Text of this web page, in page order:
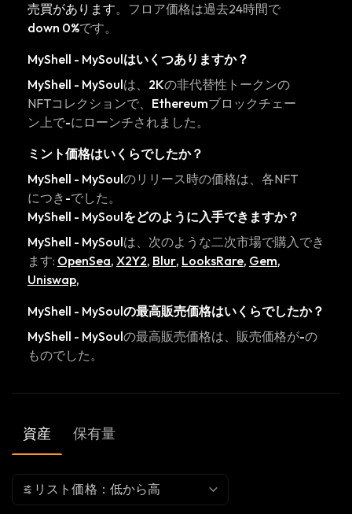
売買があります。フロア価格は過去24時間で
down 0%です。
MyShell - MySoulはいくつありますか？
MyShell - MySoulは、 2Kの非代替性トークンの
NFTコレクションで、 Ethereumブロックチェー
ン上で-にローンチされました。
ミント価格はいくらでしたか？
MyShell - MySoulのリリース時の価格は、各NFT
につき -でした。
MyShell - MySoulをどのように入手できますか？
MyShell - MySoulは、次のような二次市場で購入でき
ます: OpenSea, X2Y2, Blur, LooksRare, Gem,
Uniswap,
MyShell - MySoulの最高販売価格はいくらでしたか？
MyShell - MySoulの最高販売価格は、販売価格が-の
ものでした。
資産 保有量
リスト価格：低から高